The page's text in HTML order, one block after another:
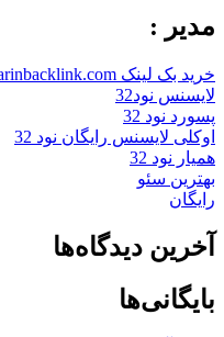
مدیر :
خرید بک لینک behtarinbacklink.com
لایسنس نود32
پسورد نود 32
اوکلی لایسنس رایگان نود 32
همیار نود 32
بهترین سئو
رایگان
آخرین دیدگاه‌ها
بایگانی‌ها